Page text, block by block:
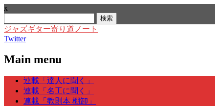
x
索:
ジャズギター寄り道ノート
Twitter
Main menu
Skip
content
連載「達人に聞く」
連載「名工に聞く」
連載「教則本 棚卸」